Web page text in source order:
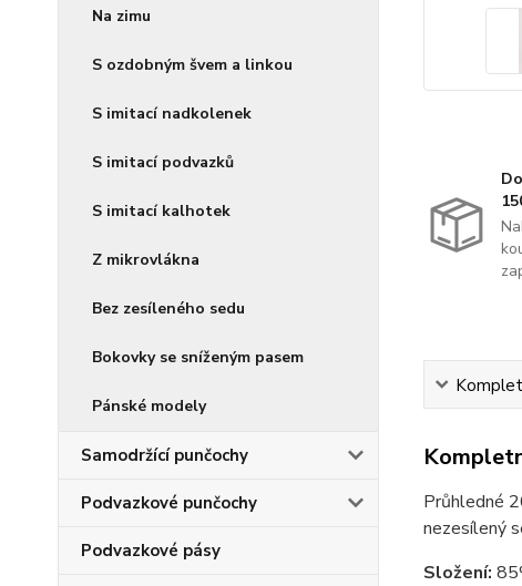
Na zimu
S ozdobným švem a linkou
S imitací nadkolenek
S imitací podvazků
S imitací kalhotek
Z mikrovlákna
Bez zesíleného sedu
Bokovky se sníženým pasem
Pánské modely
Samodržící punčochy
Podvazkové punčochy
Podvazkové pásy
Průhledné
nezesílený
Složení: